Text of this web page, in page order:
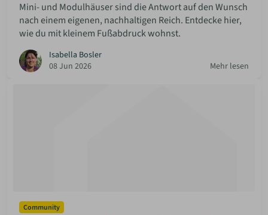
Mini- und Modulhäuser sind die Antwort auf den Wunsch
nach einem eigenen, nachhaltigen Reich. Entdecke hier,
wie du mit kleinem Fußabdruck wohnst.
Isabella Bosler
08 Jun 2026
Mehr lesen
Community